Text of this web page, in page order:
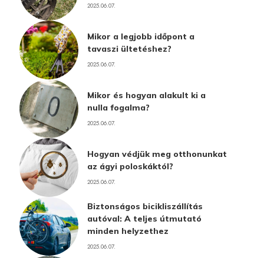
2025.06.07.
Mikor a legjobb időpont a
tavaszi ültetéshez?
2025.06.07.
Mikor és hogyan alakult ki a
nulla fogalma?
2025.06.07.
Hogyan védjük meg otthonunkat
az ágyi poloskáktól?
2025.06.07.
Biztonságos bicikliszállítás
autóval: A teljes útmutató
minden helyzethez
2025.06.07.